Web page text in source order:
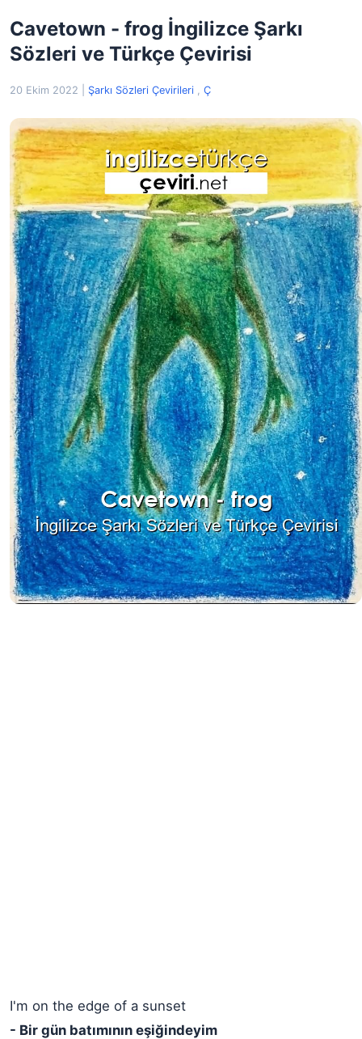
Cavetown - frog İngilizce Şarkı
Sözleri ve Türkçe Çevirisi
20 Ekim 2022 Şarkı Sözleri Çevirileri , Ç
I'm on the edge of a sunset
- Bir gün batımının eşiğindeyim